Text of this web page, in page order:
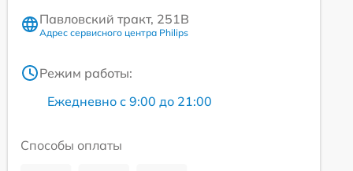
Павловский тракт, 251В
Адрес сервисного центра Philips
Режим работы:
Ежедневно с 9:00 до 21:00
Способы оплаты